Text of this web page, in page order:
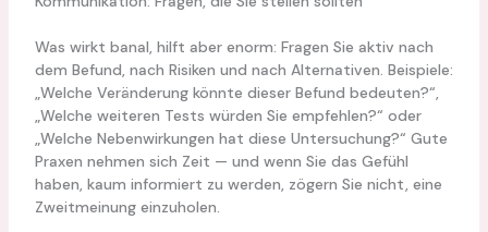
Was wirkt banal, hilft aber enorm: Fragen Sie aktiv nach
dem Befund, nach Risiken und nach Alternativen. Beispiele:
„Welche Veränderung könnte dieser Befund bedeuten?“,
„Welche weiteren Tests würden Sie empfehlen?“ oder
„Welche Nebenwirkungen hat diese Untersuchung?“ Gute
Praxen nehmen sich Zeit — und wenn Sie das Gefühl
haben, kaum informiert zu werden, zögern Sie nicht, eine
Zweitmeinung einzuholen.